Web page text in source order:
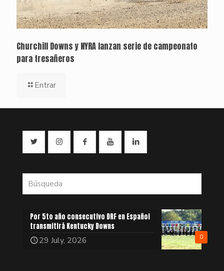
Churchill Downs y NYRA lanzan serie de campeonato
para tresañeros
Entrar
0
Por 5to año consecutivo DRF en Español
transmitirá Kentucky Downs
29 July, 2026